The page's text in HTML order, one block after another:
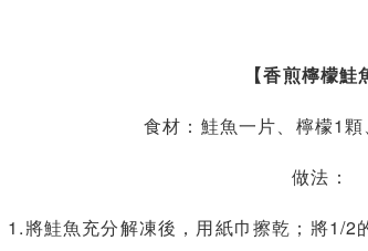
【香煎檸檬鮭
食材：鮭魚一片、檸檬1顆
做法：
1.將鮭魚充分解凍後，用紙巾擦乾；將1/2